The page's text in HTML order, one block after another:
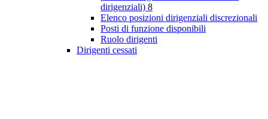
dirigenziali) 8
Elenco posizioni dirigenziali discrezionali
Posti di funzione disponibili
Ruolo dirigenti
Dirigenti cessati